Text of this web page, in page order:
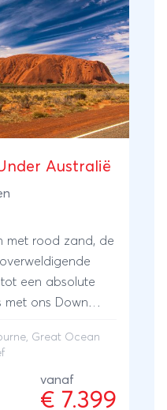
Australië
met rood zand, de
een absolute
met ons Down
in
koraalrif kleuren.
, Great Ocean
vanaf
€ 7.399